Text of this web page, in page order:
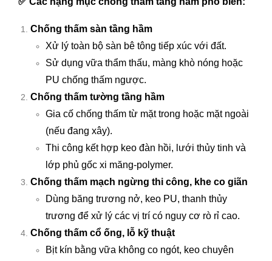
Chống thấm sàn tầng hầm
Xử lý toàn bộ sàn bê tông tiếp xúc với đất.
Sử dụng vữa thẩm thấu, màng khò nóng hoặc
PU chống thấm ngược.
Chống thấm tường tầng hầm
Gia cố chống thấm từ mặt trong hoặc mặt ngoài
(nếu đang xây).
Thi công kết hợp keo đàn hồi, lưới thủy tinh và
lớp phủ gốc xi măng-polymer.
Chống thấm mạch ngừng thi công, khe co giãn
Dùng băng trương nở, keo PU, thanh thủy
trương để xử lý các vị trí có nguy cơ rò rỉ cao.
Chống thấm cổ ống, lỗ kỹ thuật
Bịt kín bằng vữa không co ngót, keo chuyên